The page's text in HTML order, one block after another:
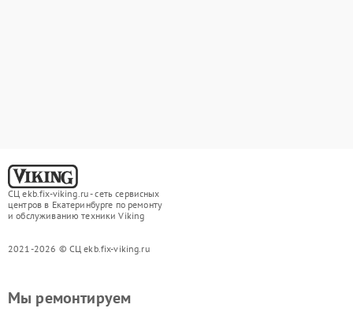
СЦ ekb.fix-viking.ru - сеть сервисных
центров в Екатеринбурге по ремонту
и обслуживанию техники Viking
2021-2026 © СЦ ekb.fix-viking.ru
Мы ремонтируем